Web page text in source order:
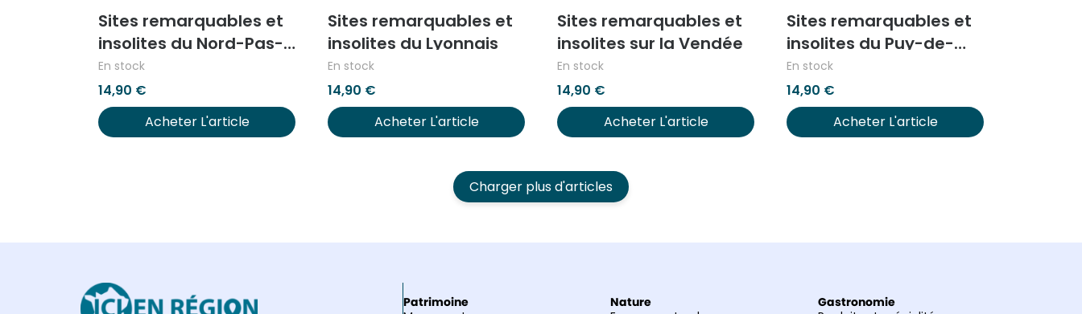
Sites remarquables et
insolites du Nord-Pas-
de-Calais – Tome I
En stock
14,90 €
Acheter L'article
Sites remarquables et
insolites du Lyonnais
En stock
14,90 €
Acheter L'article
Sites remarquables et
insolites sur la Vendée
En stock
14,90 €
Acheter L'article
Sites remarquables et
insolites du Puy-de-
Dôme
En stock
14,90 €
Acheter L'article
Charger plus d'articles
Patrimoine
Nature
Gastronomie